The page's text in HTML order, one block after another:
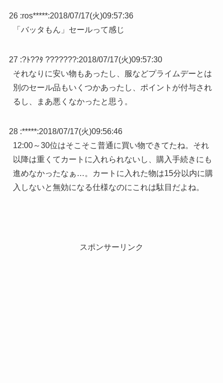
26 :ros*****:2018/07/17(火)09:57:36
「バッタもん」セールって感じ
27 :?ﾄ??ﾀ ???????:2018/07/17(火)09:57:30
それなりに安い物もあったし、服などプライムデーとは
別のセール品もいくつかあったし、ポイントが付与され
るし、まあ悪くなかったと思う。
28 :*****:2018/07/17(火)09:56:46
12:00～30位はそこそこ普通に買い物できてたね。それ
以降は重くてカートに入れられないし、購入手続きにも
進めなかったなぁ…。カートに入れた物は15分以内に購
入しないと無効になる仕様なのにこれは駄目だよね。
スポンサーリンク